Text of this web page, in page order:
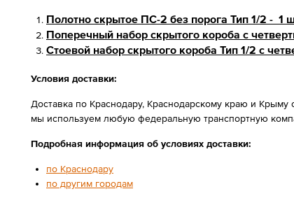
Полотно скрытое ПС-2 без порога Тип 1/2 - 1
Поперечный набор скрытого короба с
Стоевой набор скрытого короба Тип 1/2 с
Условия доставки:
Доставка по Краснодару, Краснодарскому краю и
мы используем любую федеральную транспортную
Подробная информация об условиях доставки:
по Краснодару
по другим городам